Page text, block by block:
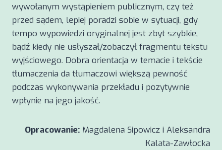
wywołanym wystąpieniem publicznym, czy też
przed sądem, lepiej poradzi sobie w sytuacji, gdy
tempo wypowiedzi oryginalnej jest zbyt szybkie,
bądź kiedy nie usłyszał/zobaczył fragmentu tekstu
wyjściowego. Dobra orientacja w temacie i tekście
tłumaczenia da tłumaczowi większą pewność
podczas wykonywania przekładu i pozytywnie
wpłynie na jego jakość.
Opracowanie: Magdalena Sipowicz i Aleksandra
Kalata-Zawłocka